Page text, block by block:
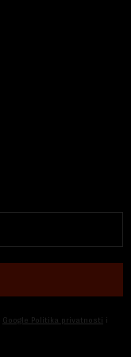
Google Politika privatnosti i